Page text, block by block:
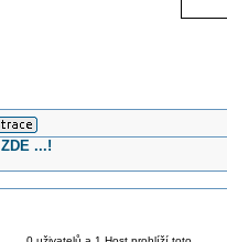
ZDE ...!